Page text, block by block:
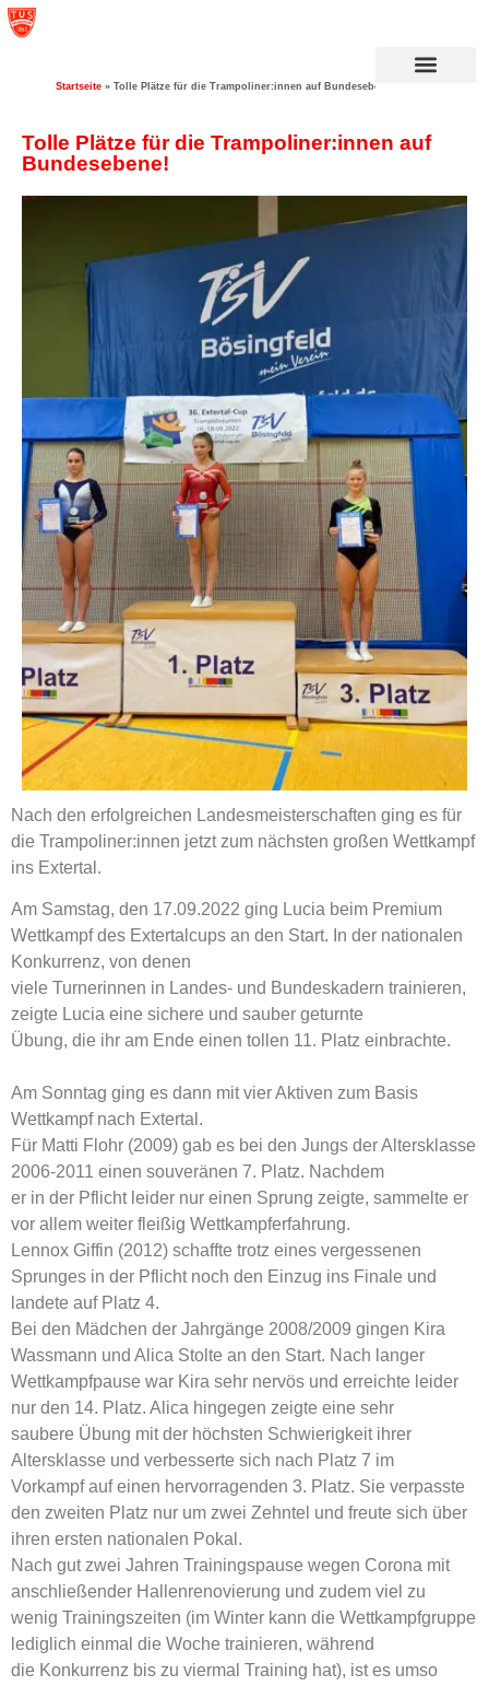
Startseite » Tolle Plätze für die Trampoliner:innen auf Bundesebene!
Tolle Plätze für die Trampoliner:innen auf
Bundesebene!
Nach den erfolgreichen Landesmeisterschaften ging es für
die Trampoliner:innen jetzt zum nächsten großen Wettkampf
ins Extertal.
Am Samstag, den 17.09.2022 ging Lucia beim Premium
Wettkampf des Extertalcups an den Start. In der nationalen
Konkurrenz, von denen
viele Turnerinnen in Landes- und Bundeskadern trainieren,
zeigte Lucia eine sichere und sauber geturnte
Übung, die ihr am Ende einen tollen 11. Platz einbrachte.
Am Sonntag ging es dann mit vier Aktiven zum Basis
Wettkampf nach Extertal.
Für Matti Flohr (2009) gab es bei den Jungs der Altersklasse
2006-2011 einen souveränen 7. Platz. Nachdem
er in der Pflicht leider nur einen Sprung zeigte, sammelte er
vor allem weiter fleißig Wettkampferfahrung.
Lennox Giffin (2012) schaffte trotz eines vergessenen
Sprunges in der Pflicht noch den Einzug ins Finale und
landete auf Platz 4.
Bei den Mädchen der Jahrgänge 2008/2009 gingen Kira
Wassmann und Alica Stolte an den Start. Nach langer
Wettkampfpause war Kira sehr nervös und erreichte leider
nur den 14. Platz. Alica hingegen zeigte eine sehr
saubere Übung mit der höchsten Schwierigkeit ihrer
Altersklasse und verbesserte sich nach Platz 7 im
Vorkampf auf einen hervorragenden 3. Platz. Sie verpasste
den zweiten Platz nur um zwei Zehntel und freute sich über
ihren ersten nationalen Pokal.
Nach gut zwei Jahren Trainingspause wegen Corona mit
anschließender Hallenrenovierung und zudem viel zu
wenig Trainingszeiten (im Winter kann die Wettkampfgruppe
lediglich einmal die Woche trainieren, während
die Konkurrenz bis zu viermal Training hat), ist es umso